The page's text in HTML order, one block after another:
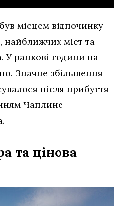
місцем відпочинку
найближчих міст та
У ранкові години на
Значне збільшення
після прибуття
Чаплине —
та цінова